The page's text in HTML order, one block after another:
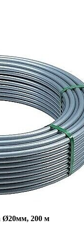
Ø20мм, 200 м